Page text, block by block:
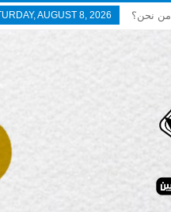
AUGUST 8, 2026 من نحن؟